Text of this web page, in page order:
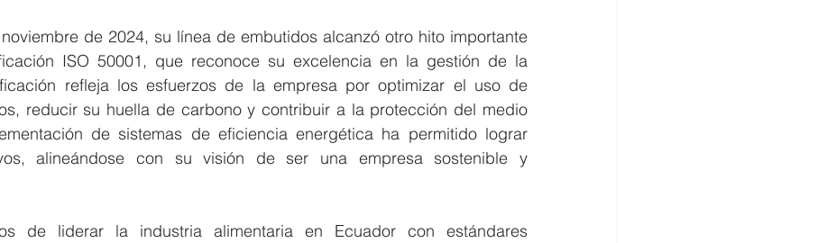
de 2024, su línea de embutidos alcanzó otro hito importante
ISO 50001, que reconoce su excelencia en la gestión de la
refleja los esfuerzos de la empresa por optimizar el uso de
reducir su huella de carbono y contribuir a la protección del medio
de sistemas de eficiencia energética ha permitido lograr
alineándose con su visión de ser una empresa sostenible y
de liderar la industria alimentaria en Ecuador con estándares